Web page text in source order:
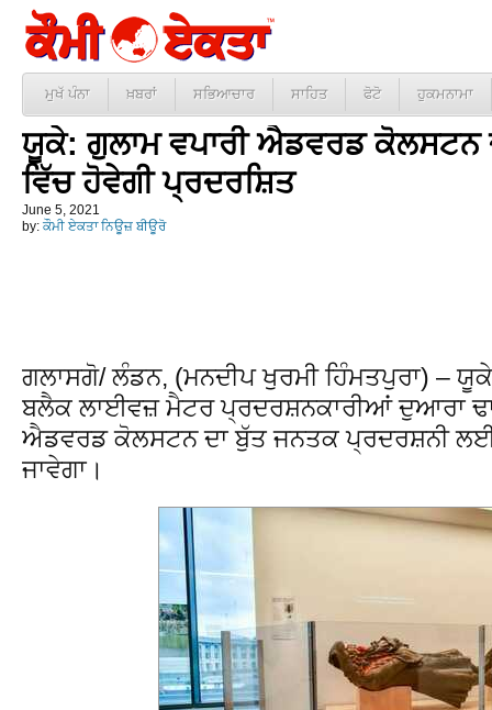
ਮੁਖੱ ਪੰਨਾ ਖ਼ਬਰਾਂ ਸਭਿਆਚਾਰ ਸਾਹਿਤ ਫੋਟੋ ਹੁਕਮਨਾਮਾ
ਯੂਕੇ: ਗੁਲਾਮ ਵਪਾਰੀ ਐਡਵਰਡ ਕੋਲਸਟਨ
ਵਿੱਚ ਹੋਵੇਗੀ ਪ੍ਰਦਰਸ਼ਿਤ
June 5, 2021
by: ਕੌਮੀ ਏਕਤਾ ਨਿਊਜ਼ ਬੀਊਰੋ
ਗਲਾਸਗੋ/ ਲੰਡਨ, (ਮਨਦੀਪ ਖੁਰਮੀ ਹਿੰਮਤਪੁਰਾ) –
ਬਲੈਕ ਲਾਈਵਜ਼ ਮੈਟਰ ਪ੍ਰਦਰਸ਼ਨਕਾਰੀਆਂ ਦੁਆਰਾ
ਐਡਵਰਡ ਕੋਲਸਟਨ ਦਾ ਬੁੱਤ ਜਨਤਕ ਪ੍ਰਦਰਸ਼ਨੀ
ਜਾਵੇਗਾ।